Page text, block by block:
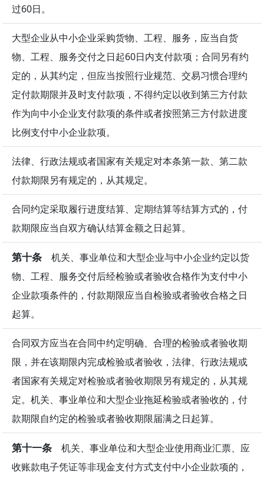
过60日。
大型企业从中小企业采购货物、工程、服务，应当自货
物、工程、服务交付之日起60日内支付款项；合同另有约
定的，从其约定，但应当按照行业规范、交易习惯合理约
定付款期限并及时支付款项，不得约定以收到第三方付款
作为向中小企业支付款项的条件或者按照第三方付款进度
比例支付中小企业款项。
法律、行政法规或者国家有关规定对本条第一款、第二款
付款期限另有规定的，从其规定。
合同约定采取履行进度结算、定期结算等结算方式的，付
款期限应当自双方确认结算金额之日起算。
第十条 机关、事业单位和大型企业与中小企业约定以货
物、工程、服务交付后经检验或者验收合格作为支付中小
企业款项条件的，付款期限应当自检验或者验收合格之日
起算。
合同双方应当在合同中约定明确、合理的检验或者验收期
限，并在该期限内完成检验或者验收，法律、行政法规或
者国家有关规定对检验或者验收期限另有规定的，从其规
定。机关、事业单位和大型企业拖延检验或者验收的，付
款期限自约定的检验或者验收期限届满之日起算。
第十一条 机关、事业单位和大型企业使用商业汇票、应
收账款电子凭证等非现金支付方式支付中小企业款项的，